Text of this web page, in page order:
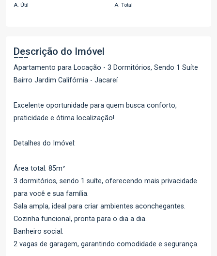
A. Útil A. Total
Descrição do Imóvel
Apartamento para Locação - 3 Dormitórios, Sendo 1 Suíte
Bairro Jardim Califórnia - Jacareí
Excelente oportunidade para quem busca conforto,
praticidade e ótima localização!
Detalhes do Imóvel:
Área total: 85m²
3 dormitórios, sendo 1 suíte, oferecendo mais privacidade
para você e sua família.
Sala ampla, ideal para criar ambientes aconchegantes.
Cozinha funcional, pronta para o dia a dia.
Banheiro social.
2 vagas de garagem, garantindo comodidade e segurança.